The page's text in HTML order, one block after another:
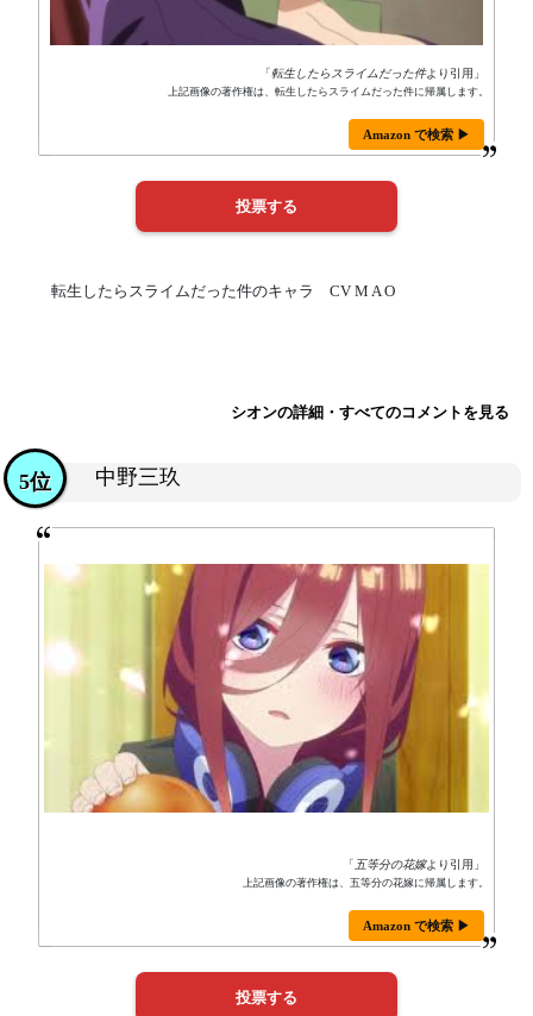
「転生したらスライムだった件より引用」
上記画像の著作権は、転生したらスライムだった件に帰属します。
Amazon で検索 ▶
転生したらスライムだった件のキャラ CV M A O
シオンの詳細・すべてのコメントを見る
中野三玖
5位
「 五等分の花嫁より引用」
上記画像の著作権は、五等分の花嫁に帰属します。
Amazon で検索 ▶